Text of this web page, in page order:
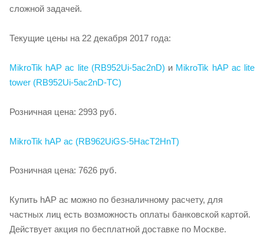
сложной задачей.
Текущие цены на 22 декабря 2017 года:
MikroTik hAP ac lite (RB952Ui-5ac2nD) и MikroTik hAP ac lite
tower (RB952Ui-5ac2nD-TC)
Розничная цена: 2993 руб.
MikroTik hAP ac (RB962UiGS-5HacT2HnT)
Розничная цена: 7626 руб.
Купить hAP ac можно по безналичному расчету, для
частных лиц есть возможность оплаты банковской картой.
Действует акция по бесплатной доставке по Москве.